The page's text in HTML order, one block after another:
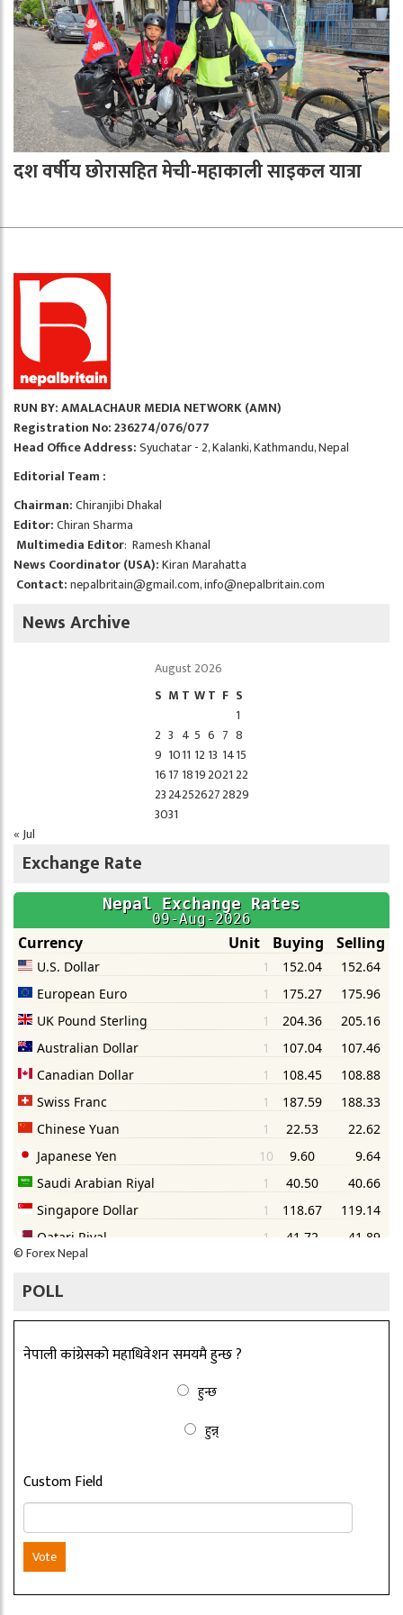
दश वर्षीय छोरासहित मेची-महाकाली साइकल यात्रा
RUN BY: AMALACHAUR MEDIA NETWORK (AMN)
Registration No: 236274/076/077
Head Office Address:Syuchatar - 2, Kalanki, Kathmandu, Nepal
Editorial Team :
Chairman:Chiranjibi Dhakal
Editor:Chiran Sharma
Multimedia Editor: Ramesh Khanal
News Coordinator (USA):Kiran Marahatta
Contact:nepalbritain@gmail.com,info@nepalbritain.com
News Archive
August 2026
S M T WT F S
1
2 3 4 5 6 7 8
9 1011 12 13 1415
1617 1819202122
23242526272829
3031
« Jul
Exchange Rate
©Forex Nepal
POLL
नेपाली कांग्रेसको महाधिवेशन समयमै हुन्छ ?
हुन्छ
हुन्न्
Custom Field
Vote